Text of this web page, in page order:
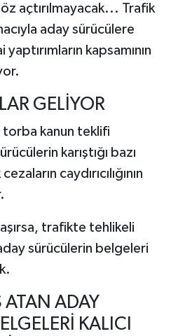
açtırılmayacak... Trafik
aday sürücülere
kapsamının
GELİYOR
torba kanun teklifi
karıştığı bazı
caydırıcılığının
trafikte tehlikeli
sürücülerin belgeleri
ATAN ADAY
KALICI